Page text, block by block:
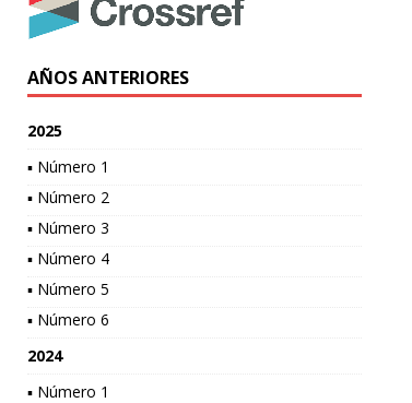
AÑOS ANTERIORES
2025
▪ Número 1
▪ Número 2
▪ Número 3
▪ Número 4
▪ Número 5
▪ Número 6
2024
▪ Número 1